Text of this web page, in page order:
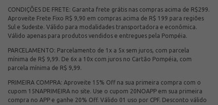
CONDIÇÕES DE FRETE: Garanta frete grátis nas compras acima de R$299.
Aproveite Frete Fixo R$ 9,90 em compras acima de R$ 199 para regiões
Sul e Sudeste. Válido para modalidades transportadora e econômica.
Válido apenas para produtos vendidos e entregues pela Pompéia.
PARCELAMENTO: Parcelamento de 1x a 5x sem juros, com parcela
mínima de R$ 9,99. De 6x a 10x com juros no Cartão Pompéia, com
parcela mínima de R$ 9,99.
PRIMEIRA COMPRA: Aproveite 15% Off na sua primeira compra com o
cupom 15NAPRIMEIRA no site. Use o cupom 20NOAPP em sua primeira
compra no APP e ganhe 20% Off. Válido 01 uso por CPF. Desconto válido